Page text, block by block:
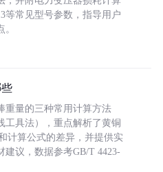
等常见型号参数，指导用户
重量的三种常用计算方法
工具法），重点解析了黄铜
计算公式的差异，并提供实
建议，数据参考GB/T 4423-